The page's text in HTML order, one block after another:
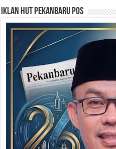
Iklan HUT Pekanbaru Pos